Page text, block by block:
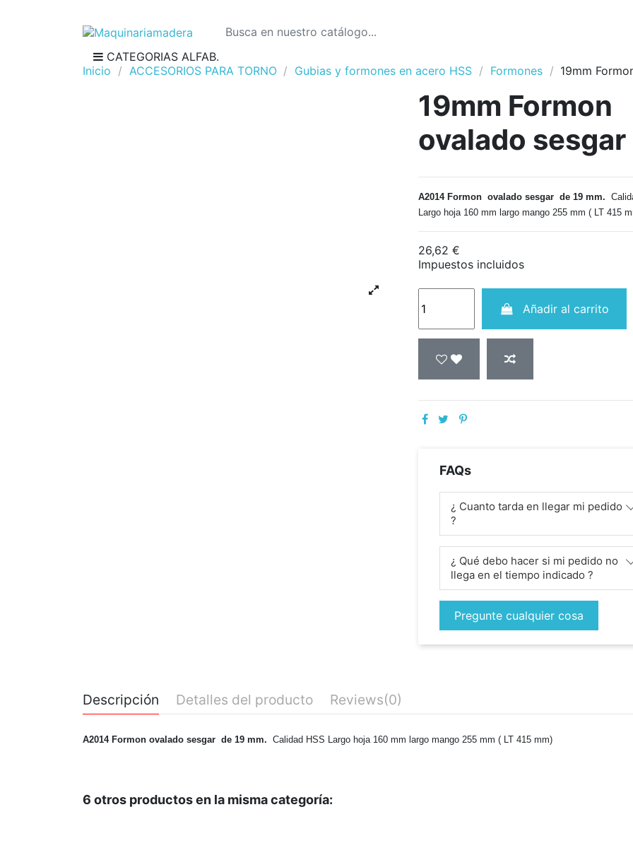
CATEGORIAS ALFAB.
Inicio
ACCESORIOS PARA TORNO Gubias y formones en acero HSS Formones 19mm
19mm Formon
ovalado sesgar
A2014 Formon ovalado sesgar de 19 mm.
Largo hoja 160 mm largo mango 255 mm ( LT 415
26,62 €
Impuestos incluidos
Añadir al carrito
FAQs
¿ Cuanto tarda en llegar mi pedido
?
¿ Qué debo hacer si mi pedido no
llega en el tiempo indicado ?
Pregunte cualquier cosa
Descripción Detalles del producto Reviews(0)
A2014 Formon ovalado sesgar de 19 mm. Calidad HSS Largo hoja 160 mm largo mango 255 mm ( LT 415 mm)
6 otros productos en la misma categoría: